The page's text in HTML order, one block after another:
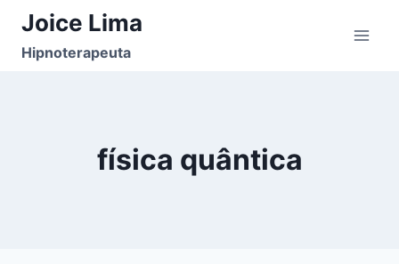
Pular
paraJoice Lima
Hipnoterapeuta
física quântica